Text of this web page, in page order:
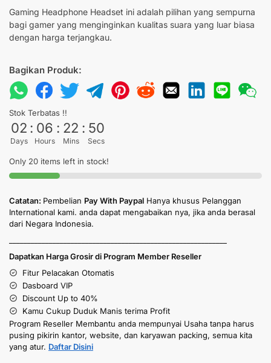
Gaming Headphone Headset ini adalah pilihan yang sempurna
bagi gamer yang menginginkan kualitas suara yang luar biasa
dengan harga terjangkau.
Bagikan Produk:
Stok Terbatas !!
02
Days
: 06
Hours
: 22
Mins
: 50
Secs
Only 20 items left in stock!
Catatan: Pembelian Pay With Paypal Hanya khusus Pelanggan
International kami. anda dapat mengabaikan nya, jika anda berasal
dari Negara Indonesia.
Dapatkan Harga Grosir di Program Member Reseller
Fitur Pelacakan Otomatis
Dasboard VIP
Discount Up to 40%
Kamu Cukup Duduk Manis terima Profit
Program Reseller Membantu anda mempunyai Usaha tanpa harus
pusing pikirin kantor, website, dan karyawan packing, semua kita
yang atur. Daftar Disini